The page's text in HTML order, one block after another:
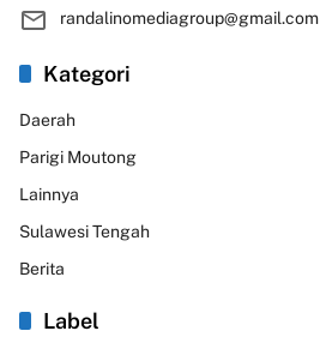
randalinomediagroup@gmail.com
Kategori
Daerah
Parigi Moutong
Lainnya
Sulawesi Tengah
Berita
Label